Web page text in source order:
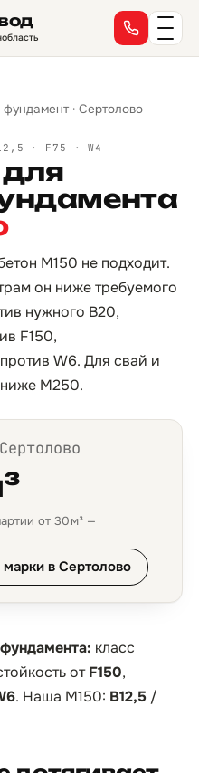
· Сертолово
· F75 · W4
М150 не подходит.
он ниже требуемого
нужного B20,
F150,
W6. Для свай и
ниже М250.
от 30 м³ —
марки в Сертолово
класс
отF150,
. Наша М150: B12,5 /